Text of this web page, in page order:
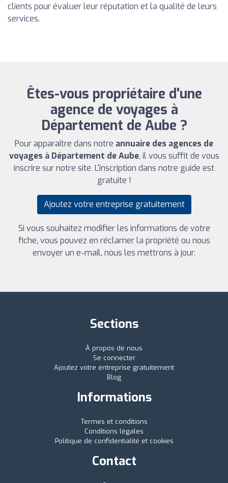
clients pour évaluer leur réputation et la qualité de leurs
services.
Êtes-vous propriétaire d'une
agence de voyages à
Département de Aube ?
Pour apparaître dans notre annuaire des agences de
voyages à Département de Aube, il vous suffit de vous
inscrire sur notre site. L'inscription dans notre guide est
gratuite !
Ajoutez votre entreprise gratuitement
Si vous souhaitez modifier les informations de votre
fiche, vous pouvez en réclamer la propriété ou nous
envoyer un e-mail, nous les mettrons à jour.
Sections
À propos de nous
Se connecter
Ajoutez votre entreprise gratuitement
Blog
Informations
Termes et conditions
Conditions légales
Politique de confidentialité et cookies
Contact